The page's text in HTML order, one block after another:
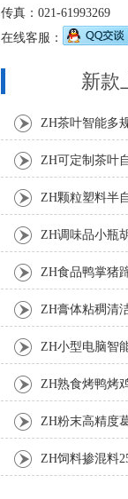
传真：021-61993269
在线客服：
新款
ZH茶叶智能多
厂家 ZH可定制茶叶
ZH颗粒塑料半
装机 ZH调味品小瓶
ZH食品鸭掌猪
ZH膏体粘稠清
机厂家 ZH小型电脑智
ZH熟食烤鸭烤
装机 ZH粉末高精度
装机 ZH饲料掺混料